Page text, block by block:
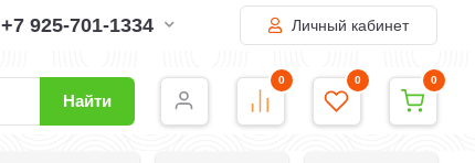
+7 925-701-1334 Личный кабинет
Найти
0 0 0